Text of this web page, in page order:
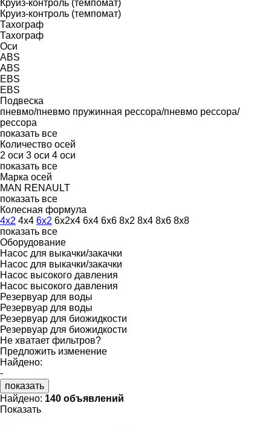
Круиз-контроль (темпомат)
Круиз-контроль (темпомат)
Тахограф
Тахограф
Оси
ABS
ABS
EBS
EBS
Подвеска
пневмо/пневмо пружинная рессора/пневмо рессора/
рессора
показать все
Количество осей
2 оси 3 оси 4 оси
показать все
Марка осей
MAN RENAULT
показать все
Колесная формула
4x2 4x4 6x2 6x2x4 6x4 6x6 8x2 8x4 8x6 8x8
показать все
Оборудование
Насос для выкачки/закачки
Насос для выкачки/закачки
Насос высокого давления
Насос высокого давления
Резервуар для воды
Резервуар для воды
Резервуар для биожидкости
Резервуар для биожидкости
Не хватает фильтров?
Предложить изменение
Найдено:
-
показать
Найдено: 140 объявлений
Показать